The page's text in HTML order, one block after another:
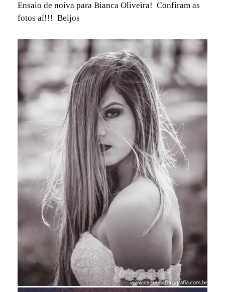
Ensaio de noiva para Bianca Oliveira! Confiram as
fotos aí!!! Beijos